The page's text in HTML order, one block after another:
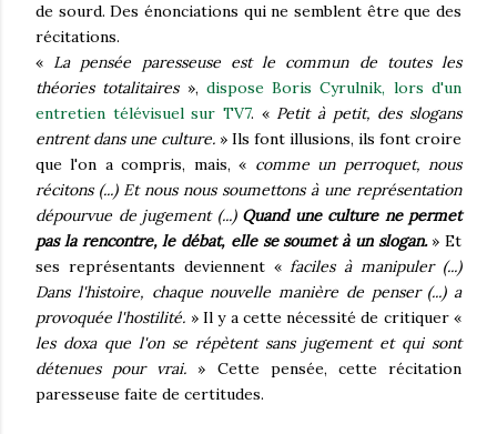
de sourd. Des énonciations qui ne semblent être que des
récitations.
« La pensée paresseuse est le commun de toutes les
théories totalitaires », dispose Boris Cyrulnik, lors d'un
entretien télévisuel sur TV7. « Petit à petit, des slogans
entrent dans une culture. » Ils font illusions, ils font croire
que l'on a compris, mais, « comme un perroquet, nous
récitons (...) Et nous nous soumettons à une représentation
dépourvue de jugement (...) Quand une culture ne permet
pas la rencontre, le débat, elle se soumet à un slogan. » Et
ses représentants deviennent «faciles à manipuler (...)
Dans l'histoire, chaque nouvelle manière de penser (...) a
provoquée l'hostilité. » Il y a cette nécessité de critiquer «
les doxa que l'on se répètent sans jugement et qui sont
détenues pour vrai. » Cette pensée, cette récitation
paresseuse faite de certitudes.